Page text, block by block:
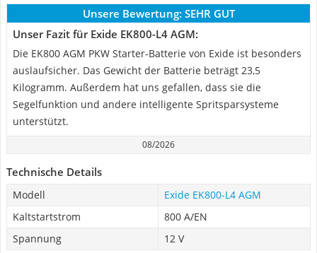
Unsere Bewertung: SEHR GUT
Unser Fazit für Exide EK800-L4 AGM:
Die EK800 AGM PKW Starter-Batterie von Exide ist besonders
auslaufsicher. Das Gewicht der Batterie ‎beträgt 23,5
Kilogramm. Außerdem hat uns gefallen, dass sie die
Segelfunktion und andere intelligente Spritsparsysteme
unterstützt.
08/2026
Technische Details
Modell
Exide EK800-L4 AGM
Kaltstartstrom
800 A/EN
Spannung
12 V